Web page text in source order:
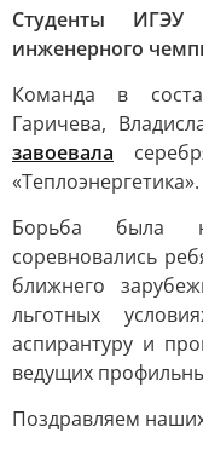
Студенты ИГЭУ
инженерного
Команда в
Гаричева,
завоевала
«Теплоэнергетика».
Борьба была
соревновались
ближнего
льготных
аспирантуру и
ведущих
Поздравляем